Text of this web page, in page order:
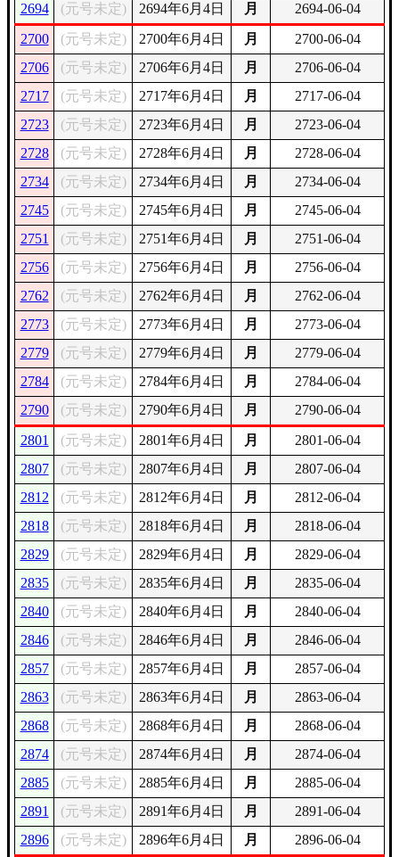
2694
(元号未定) 2694年6月4日 月
2694-06-04
2700
(元号未定) 2700年6月4日 月
2700-06-04
2706
(元号未定) 2706年6月4日 月
2706-06-04
2717
(元号未定) 2717年6月4日 月
2717-06-04
2723
(元号未定) 2723年6月4日 月
2723-06-04
2728
(元号未定) 2728年6月4日 月
2728-06-04
2734
(元号未定) 2734年6月4日 月
2734-06-04
2745
(元号未定) 2745年6月4日 月
2745-06-04
2751
(元号未定) 2751年6月4日 月
2751-06-04
2756
(元号未定) 2756年6月4日 月
2756-06-04
2762
(元号未定) 2762年6月4日 月
2762-06-04
2773
(元号未定) 2773年6月4日 月
2773-06-04
2779
(元号未定) 2779年6月4日 月
2779-06-04
2784
(元号未定) 2784年6月4日 月
2784-06-04
2790
(元号未定) 2790年6月4日 月
2790-06-04
2801
(元号未定) 2801年6月4日 月
2801-06-04
2807
(元号未定) 2807年6月4日 月
2807-06-04
2812
(元号未定) 2812年6月4日 月
2812-06-04
2818
(元号未定) 2818年6月4日 月
2818-06-04
2829
(元号未定) 2829年6月4日 月
2829-06-04
2835
(元号未定) 2835年6月4日 月
2835-06-04
2840
(元号未定) 2840年6月4日 月
2840-06-04
2846
(元号未定) 2846年6月4日 月
2846-06-04
2857
(元号未定) 2857年6月4日 月
2857-06-04
2863
(元号未定) 2863年6月4日 月
2863-06-04
2868
(元号未定) 2868年6月4日 月
2868-06-04
2874
(元号未定) 2874年6月4日 月
2874-06-04
2885
(元号未定) 2885年6月4日 月
2885-06-04
2891
(元号未定) 2891年6月4日 月
2891-06-04
2896
(元号未定) 2896年6月4日 月 2896-06-04